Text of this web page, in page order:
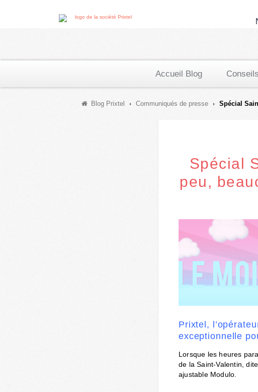
Accueil Blog
Blog Prixtel Communiqués de presse Spécial
Spécial
peu,
Prixtel,
exceptionnelle
Lorsque les heures
de la Saint-Valentin,
ajustable Modulo.